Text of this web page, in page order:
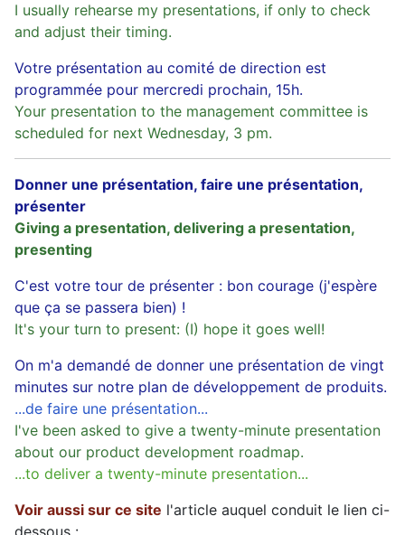
I usually rehearse my presentations, if only to check
and adjust their timing.
Votre présentation au comité de direction est
programmée pour mercredi prochain, 15h.
Your presentation to the management committee is
scheduled for next Wednesday, 3 pm.
Donner une présentation, faire une présentation,
présenter
Giving a presentation, delivering a presentation,
presenting
C'est votre tour de présenter : bon courage (j'espère
que ça se passera bien) !
It's your turn to present: (I) hope it goes well!
On m'a demandé de donner une présentation de vingt
minutes sur notre plan de développement de produits.
...de faire une présentation...
I've been asked to give a twenty-minute presentation
about our product development roadmap.
...to deliver a twenty-minute presentation...
Voir aussi sur ce site l'article auquel conduit le lien ci-